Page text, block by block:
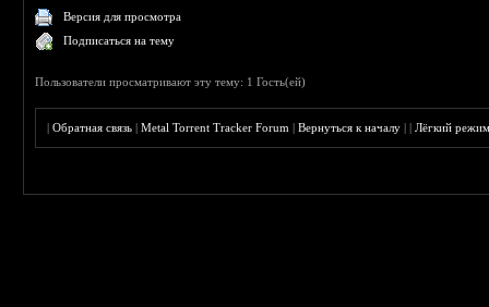
Версия для просмотра
Подписаться на тему
Пользователи просматривают эту тему: 1 Гость(ей)
|Обратная связь |Metal Torrent Tracker Forum |Вернуться к началу ||Лёгкий